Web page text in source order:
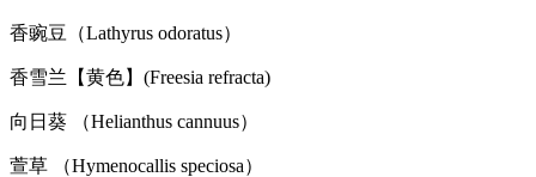
香豌豆（Lathyrus odoratus）
香雪兰【黄色】(Freesia refracta)
向日葵 （Helianthus cannuus）
萱草 （Hymenocallis speciosa）